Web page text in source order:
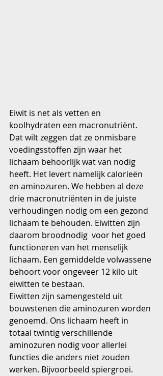
Eiwit is net als vetten en
koolhydraten een macronutriënt.
Dat wilt zeggen dat ze onmisbare
voedingsstoffen zijn waar het
lichaam behoorlijk wat van nodig
heeft. Het levert namelijk calorieën
en aminozuren. We hebben al deze
drie macronutriënten in de juiste
verhoudingen nodig om een gezond
lichaam te behouden. Eiwitten zijn
daarom broodnodig  voor het goed
functioneren van het menselijk
lichaam. Een gemiddelde volwassene
behoort voor ongeveer 12 kilo uit
eiwitten te bestaan.
Eiwitten zijn samengesteld uit
bouwstenen die aminozuren worden
genoemd. Ons lichaam heeft in
totaal twintig verschillende
aminozuren nodig voor allerlei
functies die anders niet zouden
werken. Bijvoorbeeld spiergroei.